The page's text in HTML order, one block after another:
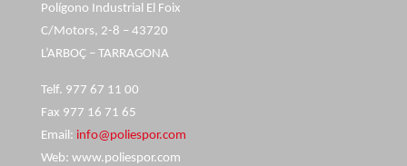
Polígono Industrial El Foix
C/Motors, 2-8 – 43720
L’ARBOÇ – TARRAGONA
Telf. 977 67 11 00
Fax 977 16 71 65
Email: info@poliespor.com
Web: www.poliespor.com